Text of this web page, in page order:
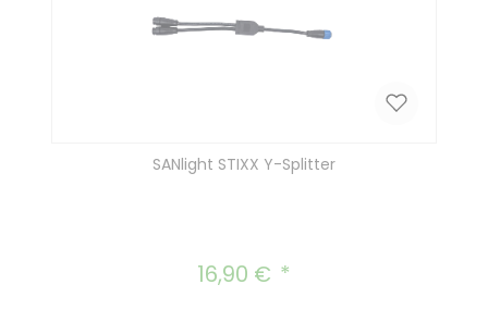
SANlight STIXX Y-Splitter
Regulärer Preis:
16,90 €